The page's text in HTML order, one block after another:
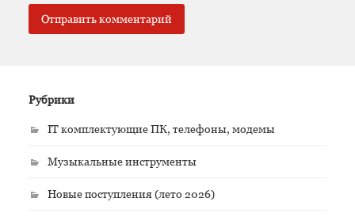
Рубрики
IT комплектующие ПК, телефоны, модемы
Музыкальные инструменты
Новые поступления (лето 2026)